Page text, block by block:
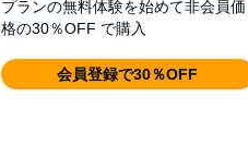
プランの無料体験を始めて非会員価
格の30％OFF で購入
会員登録で30％OFF